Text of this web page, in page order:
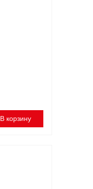
В корзину